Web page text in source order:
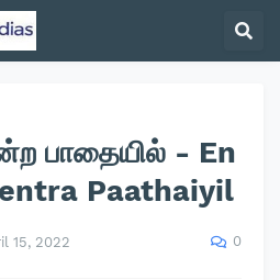
பாதையில் - En
Paathaiyil
15, 2022 0